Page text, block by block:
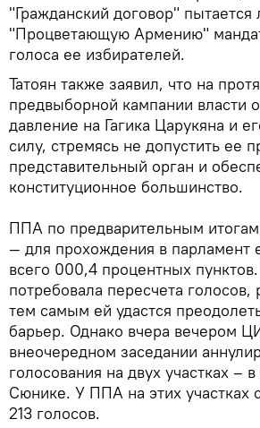
"Гражданский договор" пытается
"Процветающую Армению"
голоса ее избирателей.
Татоян также заявил, что на
предвыборной кампании власти
давление на Гагика Царукяна и
силу, стремясь не допустить ее
представительный орган и
конституционное большинство.
ППА по предварительным
— для прохождения в парламент
всего 000,4 процентных
потребовала пересчета голосов,
тем самым ей удастся
барьер. Однако вчера вечером
внеочередном заседании
голосования на двух участках –
Сюнике. У ППА на этих участках
213 голосов.